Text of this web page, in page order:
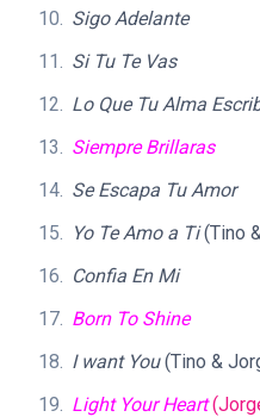
Sigo Adelante
Si Tu Te Vas
Lo Que Tu Alma
Siempre Brillaras
Se Escapa Tu Amor
Yo Te Amo a Ti(Tino
Confia En Mi
Born To Shine
I want You(Tino &
Light Your Heart